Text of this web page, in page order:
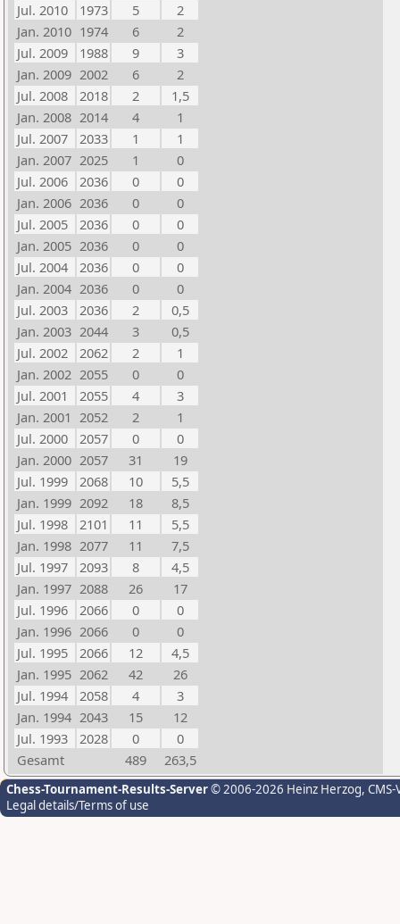
Jul. 2010
1973 5
2
Jan. 2010 1974 6
2
Jul. 2009
1988 9
3
Jan. 2009 2002 6
2
Jul. 2008
2018 2
1,5
Jan. 2008 2014 4
1
Jul. 2007
2033 1
1
Jan. 2007 2025 1
0
Jul. 2006
2036 0
0
Jan. 2006 2036 0
0
Jul. 2005
2036 0
0
Jan. 2005 2036 0
0
Jul. 2004
2036 0
0
Jan. 2004 2036 0
0
Jul. 2003
2036 2
0,5
Jan. 2003 2044 3
0,5
Jul. 2002
2062 2
1
Jan. 2002 2055 0
0
Jul. 2001
2055 4
3
Jan. 2001 2052 2
1
Jul. 2000
2057 0
0
Jan. 2000 2057 31
19
Jul. 1999
2068 10
5,5
Jan. 1999 2092 18
8,5
Jul. 1998
2101 11
5,5
Jan. 1998 2077 11
7,5
Jul. 1997
2093 8
4,5
Jan. 1997 2088 26
17
Jul. 1996
2066 0
0
Jan. 1996 2066 0
0
Jul. 1995
2066 12
4,5
Jan. 1995 2062 42
26
Jul. 1994
2058 4
3
Jan. 1994 2043 15
12
Jul. 1993
2028 0
0
Gesamt
489 263,5
Chess-Tournament-Results-Server© 2006-2026 Heinz Herzog,
Legal details/Terms of use